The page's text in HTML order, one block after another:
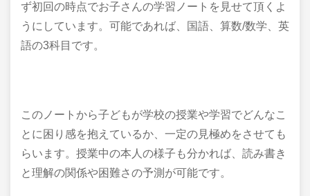
ず初回の時点でお子さんの学習ノートを見せて頂くよ
うにしています。可能であれば、国語、算数/数学、英
語の3科目です。
このノートから子どもが学校の授業や学習でどんなこ
とに困り感を抱えているか、一定の見極めをさせても
らいます。授業中の本人の様子も分かれば、読み書き
と理解の関係や困難さの予測が可能です。